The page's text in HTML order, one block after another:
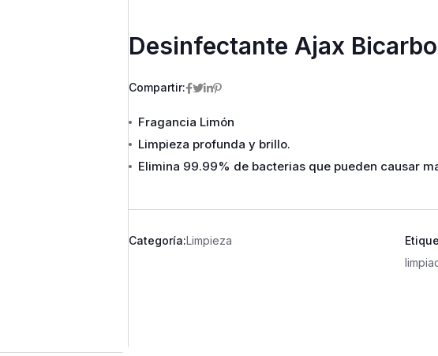
Desinfectante Ajax
Compartir:
Fragancia Limón
Limpieza profunda y brillo.
Elimina 99.99% de bacterias que pueden causar
Categoría:Limpieza